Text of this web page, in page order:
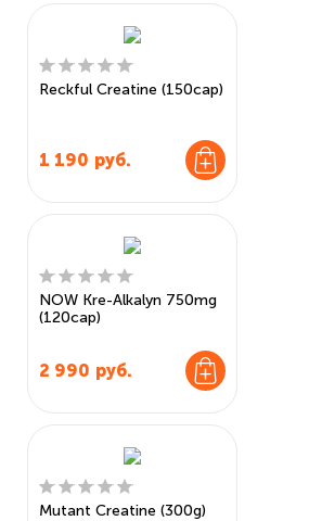
Reckful Creatine (150cap)
1 190 руб.
NOW Kre-Alkalyn 750mg
(120cap)
2 990 руб.
Mutant Creatine (300g)